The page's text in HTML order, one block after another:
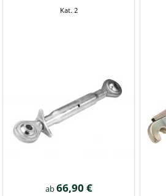
Kat. 2
ab66,90 €